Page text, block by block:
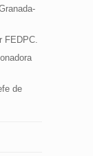
FEDPC.
de